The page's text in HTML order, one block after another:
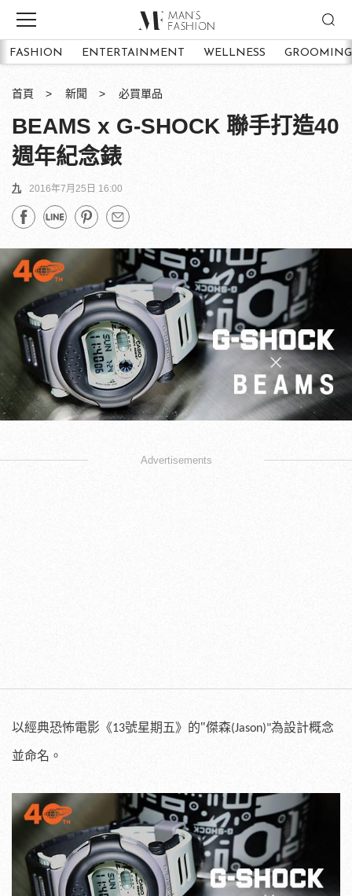
FASHION ENTERTAINMENT WELLNESS GROOMING
首頁 新聞 必買單品
BEAMS x G-SHOCK 聯手打造40
週年紀念錶
九 2016年7月25日 16:00
Advertisements
以經典恐怖電影《 號星期五》的"傑
並命名。